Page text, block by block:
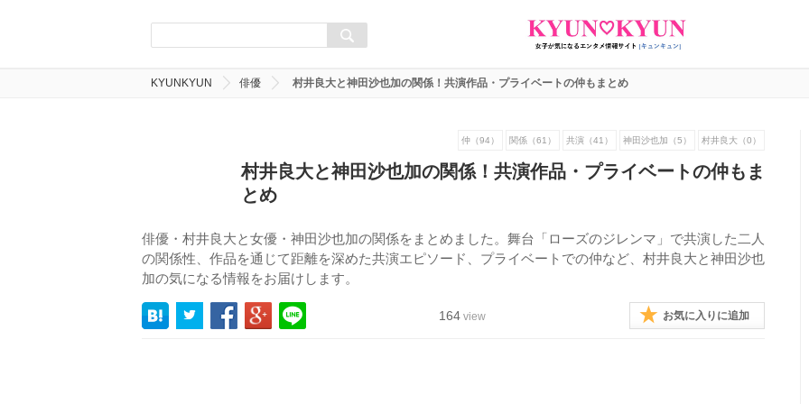
KYUNKYUN 俳優 村井良大と神田沙也加の関係！共演作品・プライベートの仲もまとめ
仲（94） 関係（61） 共演（41） 神田沙也加（5） 村井良大（0）
村井良大と神田沙也加の関係！共演作品・プライベートの仲もま
とめ
俳優・村井良大と女優・神田沙也加の関係をまとめました。舞台「ローズのジレンマ」で共演した二人
の関係性、作品を通じて距離を深めた共演エピソード、プライベートでの仲など、村井良大と神田沙也
加の気になる情報をお届けします。
164 view お気に入りに追加